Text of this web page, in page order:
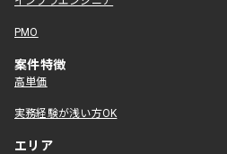
PMO
案件特徴
高単価
実務経験が浅い方OK
エリア